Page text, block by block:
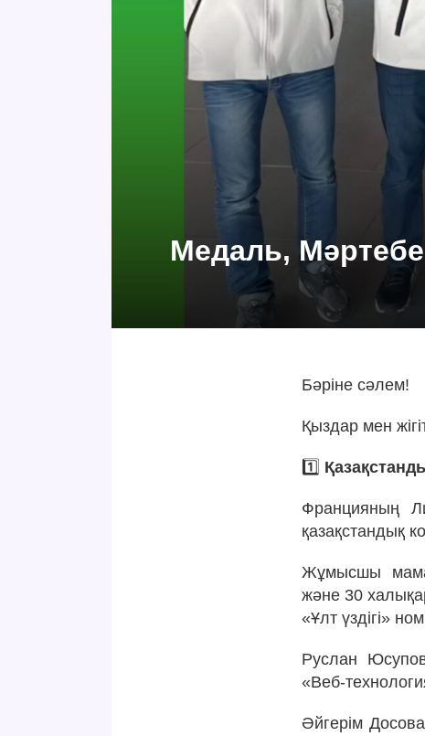
Медаль,
Бәріне сәлем!
Қыздар мен
1️⃣
Францияның
қазақстандық
Жұмысшы
және 30
«Ұлт үздігі»
Руслан
«Веб-
Әйгерім